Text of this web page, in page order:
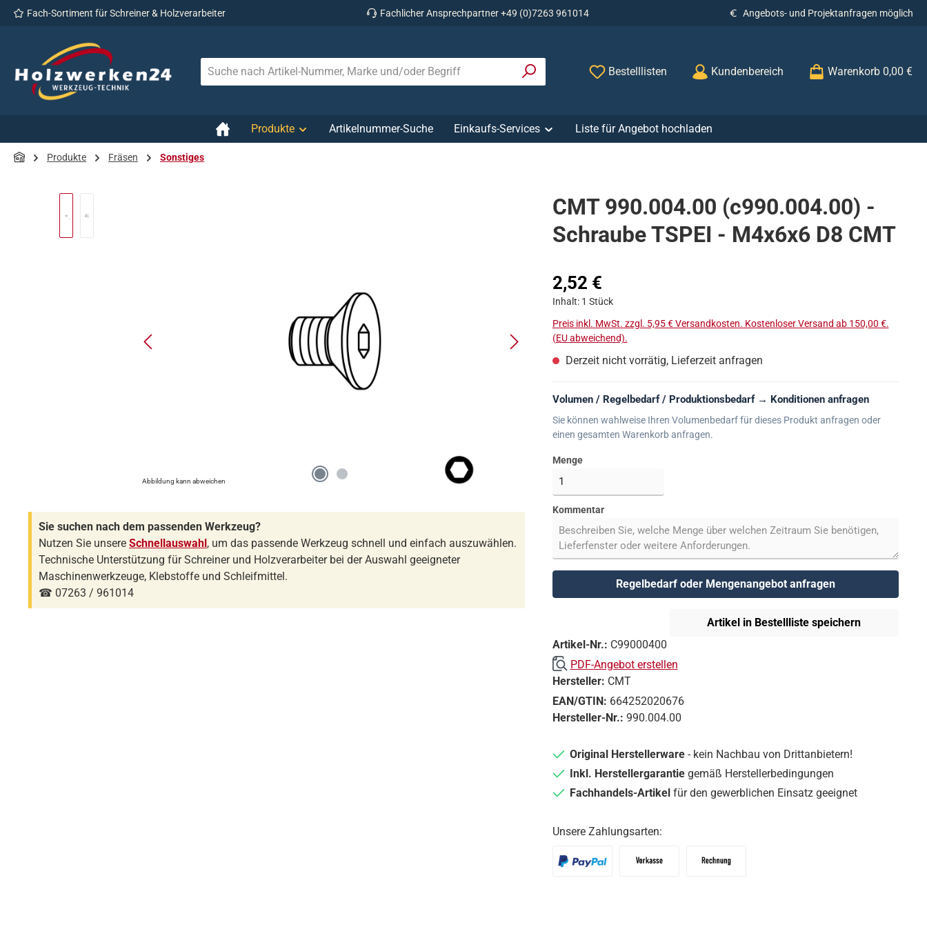
Hauptinhalt springen
Zur Suche springen
Zur Hauptnavigation springen
Fach-Sortiment für Schreiner & Holzverarbeiter Fachlicher Ansprechpartner +49 (0)7263 961014 Angebots- und Projektanfragen möglich
Bestelllisten Kundenbereich Warenkorb 0,00 €
Produkte Artikelnummer-Suche Einkaufs-Services Liste für Angebot hochladen
Produkte Fräsen Sonstiges
Abbildung kann abweichen
Sie suchen nach dem passenden Werkzeug?
Nutzen Sie unsere Schnellauswahl , um das passende Werkzeug schnell und einfach auszuwählen.
Technische Unterstützung für Schreiner und Holzverarbeiter bei der Auswahl geeigneter
Maschinenwerkzeuge, Klebstoffe und Schleifmittel.
☎ 07263 / 961014
CMT 990.004.00 (c990.004.00) -
Schraube TSPEI - M4x6x6 D8 CMT
Regulärer Preis:
2,52 €
Inhalt: 1 Stück
Preis inkl. MwSt. zzgl. 5,95 € Versandkosten. Kostenloser Versand ab 150,00 €.
(EU abweichend).
Derzeit nicht vorrätig, Lieferzeit anfragen
Volumen / Regelbedarf / Produktionsbedarf → Konditionen anfragen
Sie können wahlweise Ihren Volumenbedarf für dieses Produkt anfragen oder
einen gesamten Warenkorb anfragen.
Menge
Kommentar
Regelbedarf oder Mengenangebot anfragen
Artikel in Bestellliste speichern
Artikel-Nr.: C99000400
PDF-Angebot erstellen
Hersteller: CMT
EAN/GTIN: 664252020676
Hersteller-Nr.: 990.004.00
Original Herstellerware- kein Nachbau von Drittanbietern!
Inkl. Herstellergarantiegemäß Herstellerbedingungen
Fachhandels-Artikelfür den gewerblichen Einsatz geeignet
Unsere Zahlungsarten: